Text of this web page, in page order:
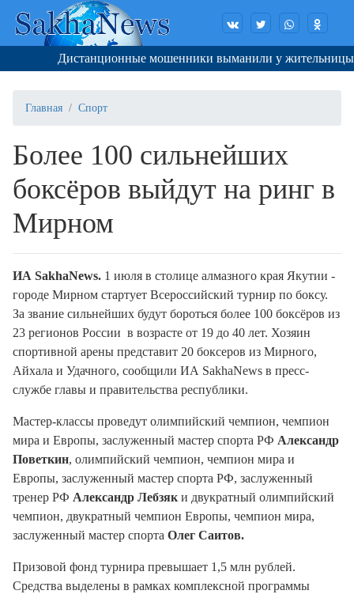
Дистанционные мошенники выманили у жительницы
Главная Спорт
Более 100 сильнейших
боксёров выйдут на ринг в
Мирном
ИА SakhaNews. 1 июля в столице алмазного края Якутии -
городе Мирном стартует Всероссийский турнир по боксу.
За звание сильнейших будут бороться более 100 боксёров из
23 регионов России в возрасте от 19 до 40 лет. Хозяин
спортивной арены представит 20 боксеров из Мирного,
Айхала и Удачного, сообщили ИА SakhaNews в пресс-
службе главы и правительства республики.
Мастер-классы проведут олимпийский чемпион, чемпион
мира и Европы, заслуженный мастер спорта РФ Александр
Поветкин, олимпийский чемпион, чемпион мира и
Европы, заслуженный мастер спорта РФ, заслуженный
тренер РФ Александр Лебзяк и двукратный олимпийский
чемпион, двукратный чемпион Европы, чемпион мира,
заслуженный мастер спорта Олег Саитов.
Призовой фонд турнира превышает 1,5 млн рублей.
Средства выделены в рамках комплексной программы